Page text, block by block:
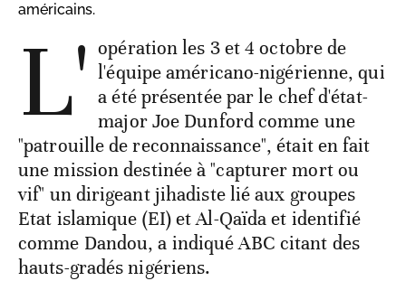
américains.
L' opération les 3 et 4 octobre de
l'équipe américano-nigérienne, qui
a été présentée par le chef d'état-
major Joe Dunford comme une
"patrouille de reconnaissance", était en fait
une mission destinée à "capturer mort ou
vif" un dirigeant jihadiste lié aux groupes
Etat islamique (EI) et Al-Qaïda et identifié
comme Dandou, a indiqué ABC citant des
hauts-gradés nigériens.